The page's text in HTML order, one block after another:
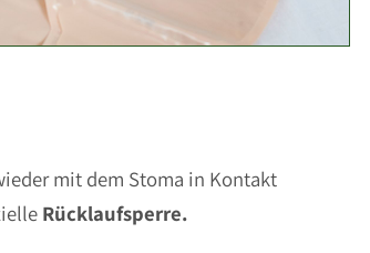
mit dem Stoma in Kontakt
Rücklaufsperre.